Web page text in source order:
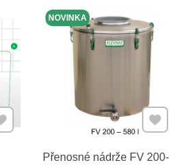
k Oblíbeným
Přenosné nádrže FV 200-
NOVINKA
Přidat